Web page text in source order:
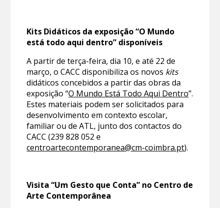
Kits Didáticos da exposição “O Mundo
está todo aqui dentro” disponíveis
A partir de terça-feira, dia 10, e até 22 de
março, o CACC disponibiliza os novos kits
didáticos concebidos a partir das obras da
exposição “O Mundo Está Todo Aqui Dentro”.
Estes materiais podem ser solicitados para
desenvolvimento em contexto escolar,
familiar ou de ATL, junto dos contactos do
CACC (239 828 052 e
centroartecontemporanea@cm-coimbra.pt).
Visita “Um Gesto que Conta” no Centro de
Arte Contemporânea